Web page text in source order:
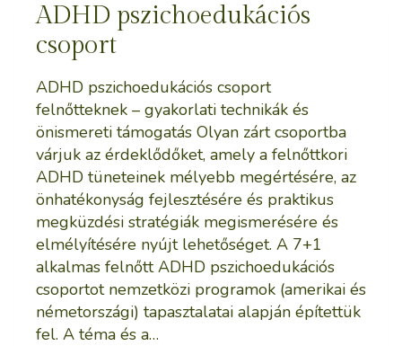
ADHD pszichoedukációs
csoport
ADHD pszichoedukációs csoport
felnőtteknek – gyakorlati technikák és
önismereti támogatás Olyan zárt csoportba
várjuk az érdeklődőket, amely a felnőttkori
ADHD tüneteinek mélyebb megértésére, az
önhatékonyság fejlesztésére és praktikus
megküzdési stratégiák megismerésére és
elmélyítésére nyújt lehetőséget. A 7+1
alkalmas felnőtt ADHD pszichoedukációs
csoportot nemzetközi programok (amerikai és
németországi) tapasztalatai alapján építettük
fel. A téma és a…